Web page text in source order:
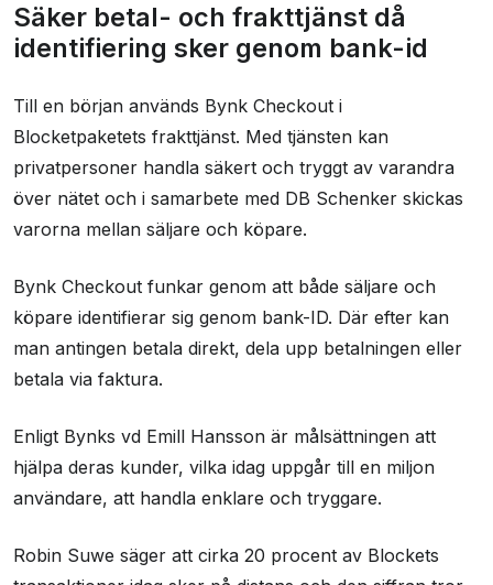
Säker betal- och frakttjänst då
identifiering sker genom bank-id
Till en början används Bynk Checkout i
Blocketpaketets frakttjänst. Med tjänsten kan
privatpersoner handla säkert och tryggt av varandra
över nätet och i samarbete med DB Schenker skickas
varorna mellan säljare och köpare.
Bynk Checkout funkar genom att både säljare och
köpare identifierar sig genom bank-ID. Där efter kan
man antingen betala direkt, dela upp betalningen eller
betala via faktura.
Enligt Bynks vd Emill Hansson är målsättningen att
hjälpa deras kunder, vilka idag uppgår till en miljon
användare, att handla enklare och tryggare.
Robin Suwe säger att cirka 20 procent av Blockets